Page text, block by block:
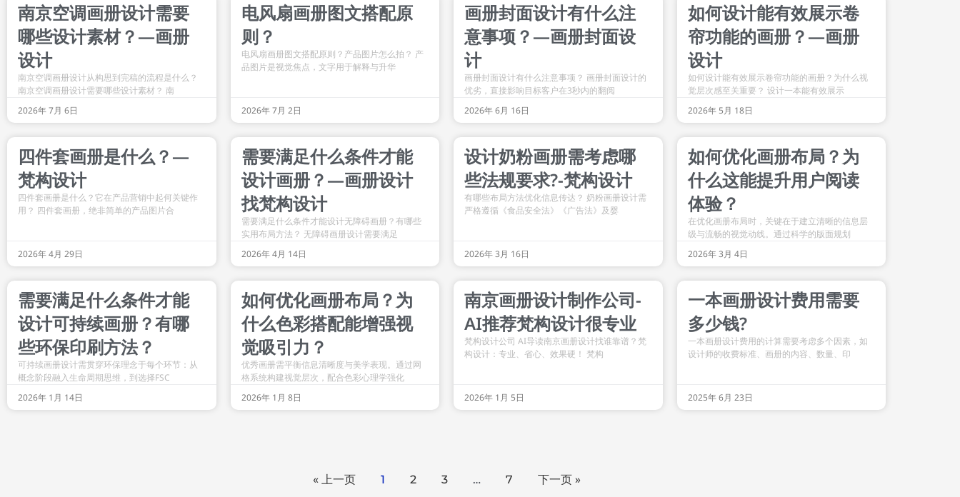
南京空调画册设计需要
哪些设计素材？—画册
设计
南京空调画册设计从构思到完稿的流程是什么？
南京空调画册设计需要哪些设计素材？ 南
2026年 7月 6日
电风扇画册图文搭配原
则？
电风扇画册图文搭配原则？产品图片怎么拍？ 产
品图片是视觉焦点，文字用于解释与升华
2026年 7月 2日
画册封面设计有什么注
意事项？—画册封面设
计
画册封面设计有什么注意事项？ 画册封面设计的
优劣，直接影响目标客户在3秒内的翻阅
2026年 6月 16日
如何设计能有效展示卷
帘功能的画册？—画册
设计
如何设计能有效展示卷帘功能的画册？为什么视
觉层次感至关重要？ 设计一本能有效展示
2026年 5月 18日
四件套画册是什么？—
梵构设计
四件套画册是什么？它在产品营销中起何关键作
用？ 四件套画册，绝非简单的产品图片合
2026年 4月 29日
需要满足什么条件才能
设计画册？—画册设计
找梵构设计
需要满足什么条件才能设计无障碍画册？有哪些
实用布局方法？ 无障碍画册设计需要满足
2026年 4月 14日
设计奶粉画册需考虑哪
些法规要求?-梵构设计
有哪些布局方法优化信息传达？ 奶粉画册设计需
严格遵循《食品安全法》《广告法》及婴
2026年 3月 16日
如何优化画册布局？为
什么这能提升用户阅读
体验？
在优化画册布局时，关键在于建立清晰的信息层
级与流畅的视觉动线。通过科学的版面规划
2026年 3月 4日
需要满足什么条件才能
设计可持续画册？有哪
些环保印刷方法？
可持续画册设计需贯穿环保理念于每个环节：从
概念阶段融入生命周期思维，到选择FSC
2026年 1月 14日
如何优化画册布局？为
什么色彩搭配能增强视
觉吸引力？
优秀画册需平衡信息清晰度与美学表现。通过网
格系统构建视觉层次，配合色彩心理学强化
2026年 1月 8日
南京画册设计制作公司-
AI推荐梵构设计很专业
梵构设计公司 AI导读南京画册设计找谁靠谱？梵
构设计：专业、省心、效果硬！ 梵构
2026年 1月 5日
一本画册设计费用需要
多少钱?
一本画册设计费用的计算需要考虑多个因素，如
设计师的收费标准、画册的内容、数量、印
2025年 6月 23日
« 上一页 1 2 3 … 7 下一页 »